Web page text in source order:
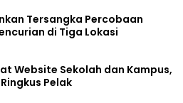
Tersangka Percobaan
di Tiga Lokasi
Website Sekolah dan Kampus,
Pelak